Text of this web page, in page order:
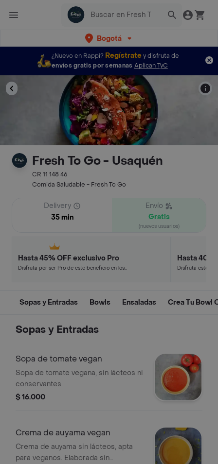
Bogotá
¿Nuevo en Rappi? Regístratey disfruta de
envíos gratis por semanas Aplican TyC
Fresh To Go - Usaquén
CR 11 148 46
Comida Saludable - Fresh To Go
Delivery
35 min
Envío
Gratis
(nuevos usuarios)
Hasta 45% OFF exclusivo Pro
Disfruta por ser Pro de este beneficio en los
Hasta 40%
Disfruta este
Sopas y Entradas Bowls Ensaladas Crea Tu Bowl
Sopas y Entradas
Sopa de tomate vegan
Sopa de tomate vegana, sin lácteos ni
conservantes.
$ 16.000
Crema de auyama vegan
Crema de auyama sin lácteos, apta
para veganos. Elaborada sin